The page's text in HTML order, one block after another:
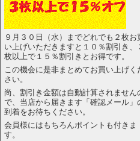
９月３０日（水）までどれでも２枚お
い上げいただきますと１０％割引き、
枚以上で１５％割引きとお得です。
この機会に是非まとめてお買い上げく
さい。
尚、割引き金額は自動計算されません
で、当店から届きます「確認メール」
到着をお待ちください。
会員様にはもちろんポイントも付きま
す。